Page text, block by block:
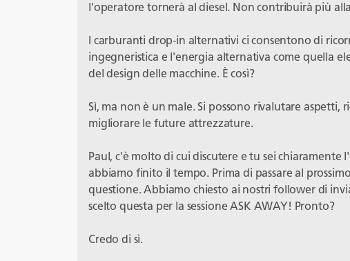
l'operatore tornerà al diesel. Non contribuirà più
I carburanti drop-in alternativi ci consentono di
ingegneristica e l'energia alternativa come quella
del design delle macchine. È così?
Sì, ma non è un male. Si possono rivalutare aspetti,
migliorare le future attrezzature.
Paul, c'è molto di cui discutere e tu sei chiaramente
abbiamo finito il tempo. Prima di passare al
questione. Abbiamo chiesto ai nostri follower di
scelto questa per la sessione ASK AWAY! Pronto?
Credo di sì.